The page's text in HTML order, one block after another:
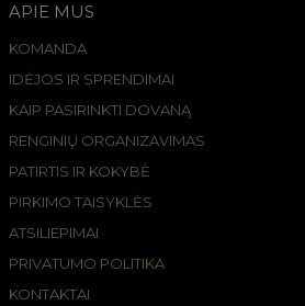
APIE MUS
KOMANDA
IDĖJOS IR SPRENDIMAI
KAIP PASIRINKTI DOVANĄ
RENGINIŲ ORGANIZAVIMAS
PATIRTIS IR KOKYBĖ
PIRKIMO TAISYKLĖS
ATSILIEPIMAI
PRIVATUMO POLITIKA
KONTAKTAI